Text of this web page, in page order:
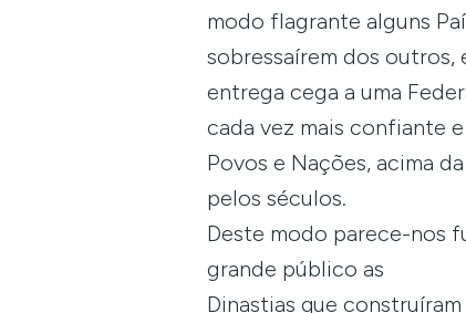
modo flagrante alguns
sobressaírem dos
entrega cega a uma
cada vez mais confiante
Povos e Nações, acima
pelos séculos.
Deste modo parece-nos
grande público as
Dinastias que